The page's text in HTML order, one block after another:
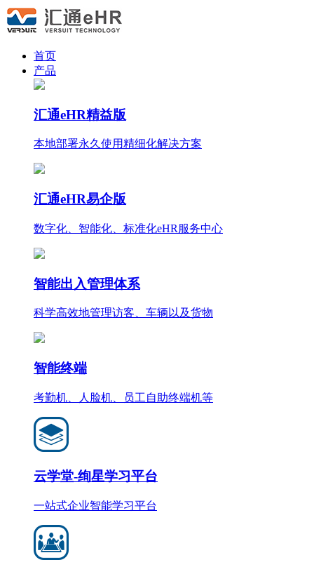
首页
产品
汇通eHR精益版
本地部署永久使用精细化解决方案
汇通eHR易企版
数字化、智能化、标准化eHR服务中心
智能出入管理体系
科学高效地管理访客、车辆以及货物
智能终端
考勤机、人脸机、员工自助终端机等
云学堂-绚星学习平台
一站式企业智能学习平台